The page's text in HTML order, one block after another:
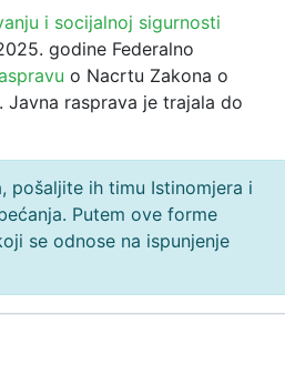
i socijalnoj sigurnosti
godine Federalno
o Nacrtu Zakona o
rasprava je trajala do
pošaljite ih timu Istinomjera i
Putem ove forme
se odnose na ispunjenje